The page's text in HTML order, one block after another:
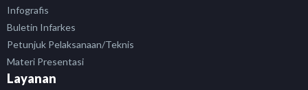
Infografis
Buletin Infarkes
Petunjuk Pelaksanaan/Teknis
Materi Presentasi
Layanan